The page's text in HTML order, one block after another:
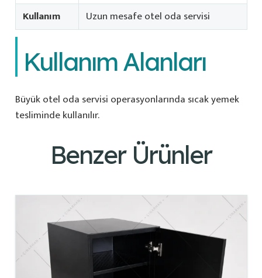
Kullanım
Uzun mesafe otel oda servisi
Kullanım Alanları
Büyük otel oda servisi operasyonlarında sıcak yemek
tesliminde kullanılır.
Benzer Ürünler